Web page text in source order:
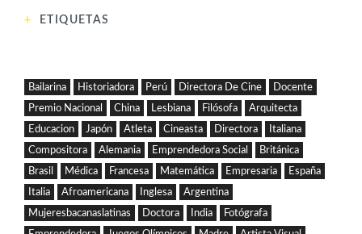
ETIQUETAS
Bailarina Historiadora Perú Directora De Cine
Docente
Premio Nacional
China Lesbiana Filósofa
Arquitecta
Educacion
Japón Atleta Cineasta Directora
Italiana
Compositora
Alemania Emprendedora Social
Británica
Brasil
Médica Francesa Matemática Empresaria
España
Italia
Afroamericana Inglesa
Argentina
Mujeresbacanaslatinas
Doctora India
Fotógrafa